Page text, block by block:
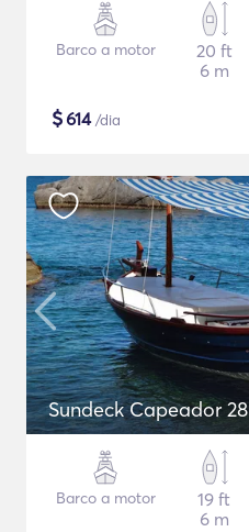
Barco a motor
20 ft
6 m
$614/dia
Sundeck Capeador 28
Barco a motor
19 ft
6 m